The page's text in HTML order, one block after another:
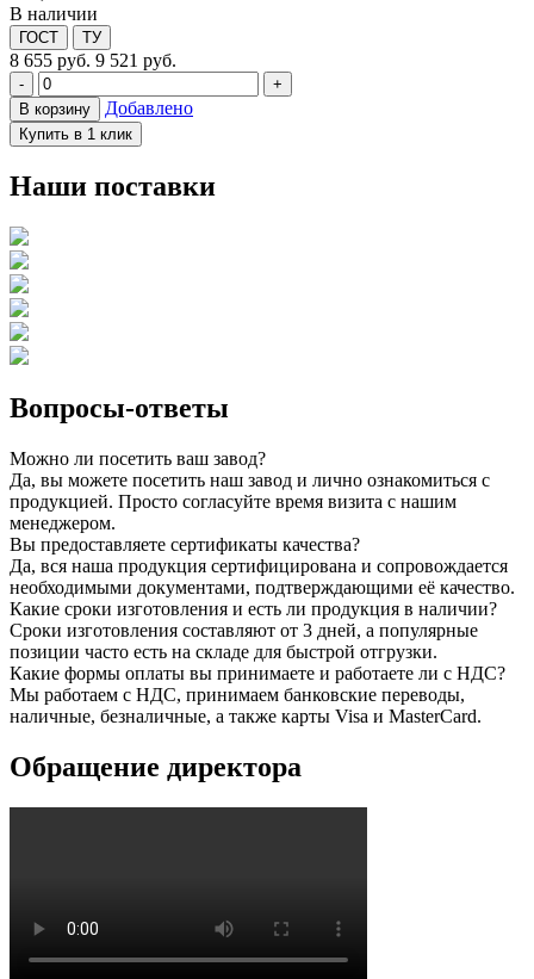
В наличии
ГОСТ ТУ
8 655 руб. 9 521 руб.
-
+
В корзину
Добавлено
Купить в 1 клик
Наши поставки
Вопросы-ответы
Можно ли посетить ваш завод?
Да, вы можете посетить наш завод и лично ознакомиться с
продукцией. Просто согласуйте время визита с нашим
менеджером.
Вы предоставляете сертификаты качества?
Да, вся наша продукция сертифицирована и сопровождается
необходимыми документами, подтверждающими её качество.
Какие сроки изготовления и есть ли продукция в наличии?
Сроки изготовления составляют от 3 дней, а популярные
позиции часто есть на складе для быстрой отгрузки.
Какие формы оплаты вы принимаете и работаете ли с НДС?
Мы работаем с НДС, принимаем банковские переводы,
наличные, безналичные, а также карты Visa и MasterCard.
Обращение директора